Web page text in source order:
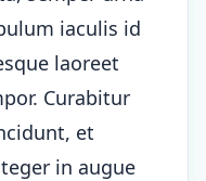
iaculis id
laoreet
Curabitur
et
in augue